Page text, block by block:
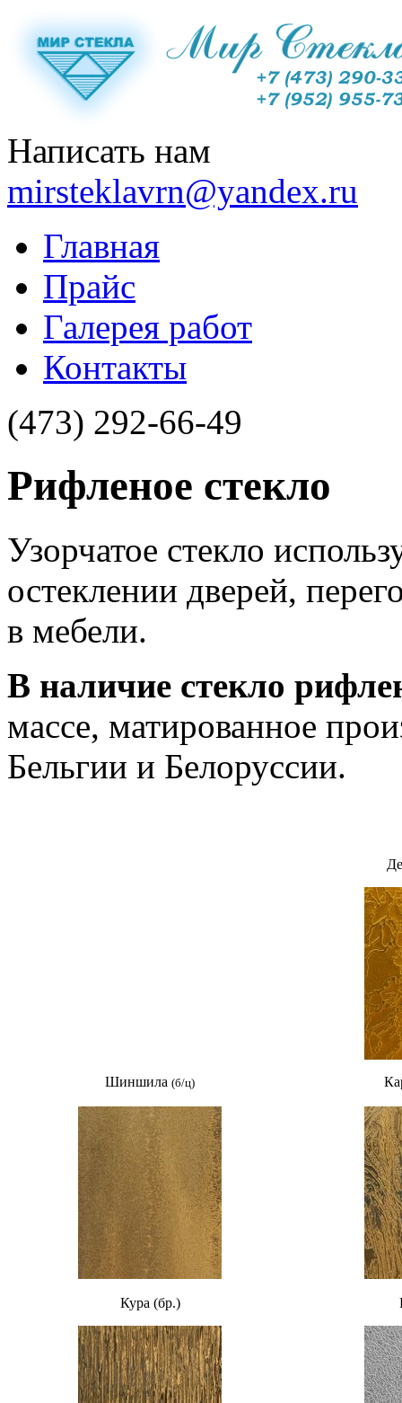
Написать нам
mirsteklavrn@yandex.ru
Главная
Прайс
Галерея работ
Контакты
(473) 292-66-49
Рифленое стекло
Узорчатое стекло
остеклении дверей,
в мебели.
В наличие стекло
массе, матированное
Бельгии и Белоруссии.
Шиншила (б/ц)
Кура (бр.)